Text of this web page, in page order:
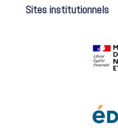
Sites institutionnels